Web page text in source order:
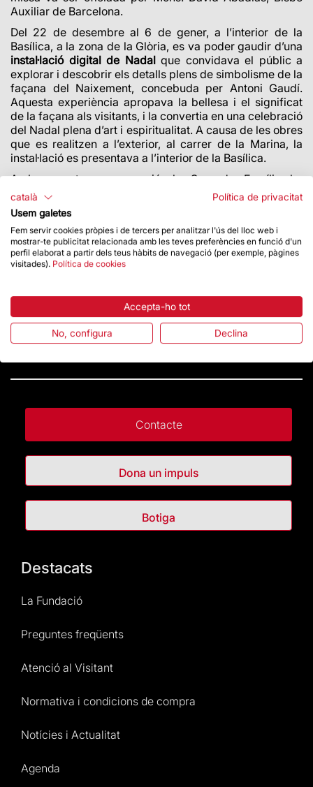
Auxiliar de Barcelona.
Del 22 de desembre al 6 de gener, a l’interior de la
Basílica, a la zona de la Glòria, es va poder gaudir d’una
instal·lació digital de Nadal que convidava el públic a
explorar i descobrir els detalls plens de simbolisme de la
façana del Naixement, concebuda per Antoni Gaudí.
Aquesta experiència apropava la bellesa i el significat
de la façana als visitants, i la convertia en una celebració
del Nadal plena d’art i espiritualitat. A causa de les obres
que es realitzen a l’exterior, al carrer de la Marina, la
instal·lació es presentava a l’interior de la Basílica.
Amb aquesta programació, la Sagrada Família ha
esdevingut, un any més, un espai de trobada i
celebració nadalenca per a tots els públics.
Contacte
Dona un impuls
Botiga
Destacats
La Fundació
Preguntes freqüents
Atenció al Visitant
Normativa i condicions de compra
Notícies i Actualitat
Agenda
català
Política de privacitat
Usem galetes
Fem servir cookies pròpies i de tercers per analitzar l'ús del lloc web i
mostrar-te publicitat relacionada amb les teves preferències en funció d'un
perfil elaborat a partir dels teus hàbits de navegació (per exemple, pàgines
visitades). Política de cookies
Accepta-ho tot
No, configura Declina